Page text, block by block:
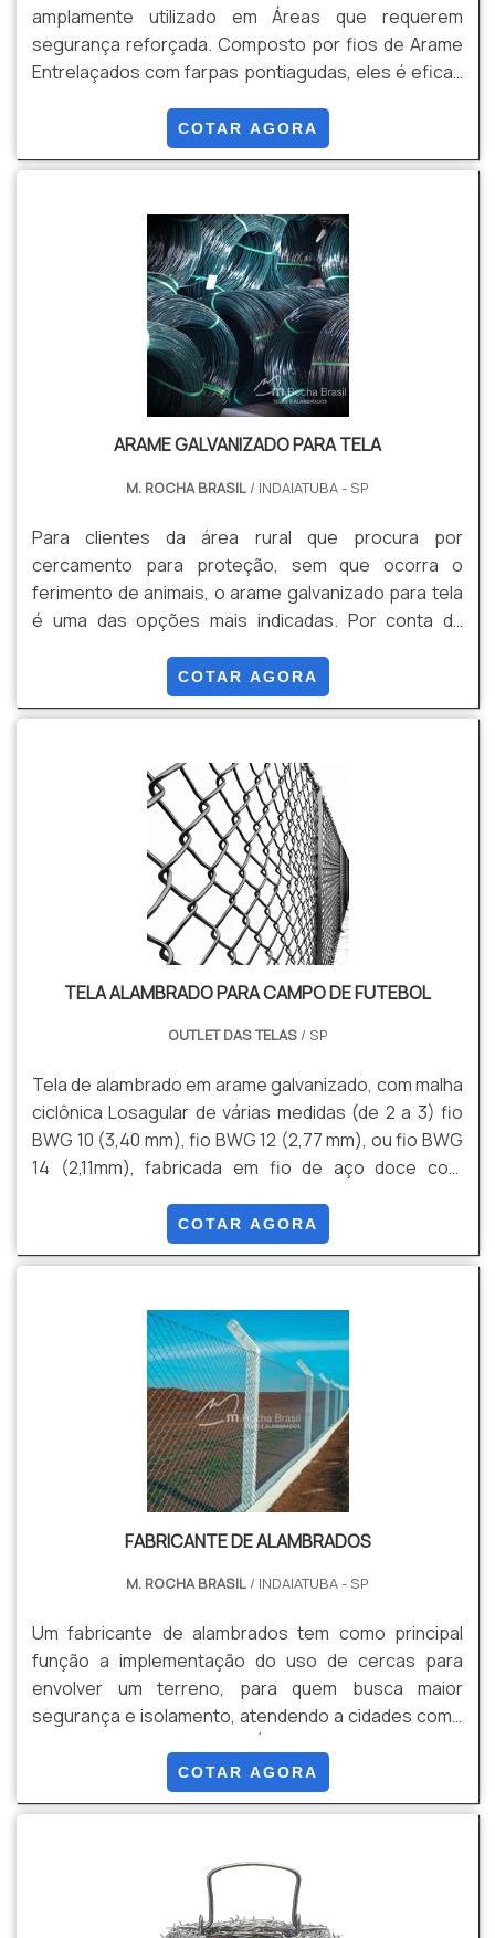
amplamente utilizado em Áreas que requerem
segurança reforçada. Composto por fios de Arame
Entrelaçados com farpas pontiagudas, eles é eficaz
Vantagens - Segurança , Durabilidade, Custo
Beneficio, instalação simples, flexibilidade, entre
COTAR AGORA
ARAME GALVANIZADO PARA TELA
M. ROCHA BRASIL / INDAIATUBA - SP
Para clientes da área rural que procura por
cercamento para proteção, sem que ocorra o
ferimento de animais, o arame galvanizado para tela
é uma das opções mais indicadas. Por conta da
resistência contra oxidação e sofre menos com o
desgaste com o passar do tempo. O produto evita
áreas cercadas.Devido ao fácil manuseio, a
instalação e utilização do arame para tela dispensa
mão de obra extra, o que também t.
COTAR AGORA
TELA ALAMBRADO PARA CAMPO DE FUTEBOL
OUTLET DAS TELAS/ SP
Tela de alambrado em arame galvanizado, com malha
ciclônica Losagular de várias medidas (de 2 a 3) fio
BWG 10 (3,40 mm), fio BWG 12 (2,77 mm), ou fio BWG
14 (2,11mm), fabricada em fio de aço doce com
acordo com a NBR 5589, galvanizado por imersão em
banho de zinco antes de tecer a malha, com uma
NBR 6331, com acabamento lateral de pontas
COTAR AGORA
FABRICANTE DE ALAMBRADOS
M. ROCHA BRASIL / INDAIATUBA - SP
Um fabricante de alambrados tem como principal
função a implementação do uso de cercas para
envolver um terreno, para quem busca maior
segurança e isolamento, atendendo a cidades como
fabricante garanta que seus produtos sejam de:
Qualidade; Custo acessível; Durabilidade; Entre
modelos de materiais e estruturas de produtos
alambrados. O mais usado geralmente é o alamb.
COTAR AGORA